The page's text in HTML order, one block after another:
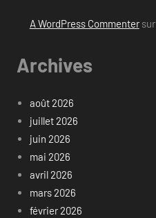
A WordPress Commentersur
Archives
août 2026
juillet 2026
juin 2026
mai 2026
avril 2026
mars 2026
février 2026